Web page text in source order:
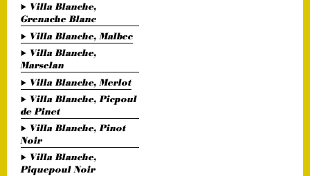
Villa Blanche,
Grenache Blanc
Villa Blanche, Malbec
Villa Blanche,
Marselan
Villa Blanche, Merlot
Villa Blanche, Picpoul
de Pinet
Villa Blanche, Pinot
Noir
Villa Blanche,
Piquepoul Noir